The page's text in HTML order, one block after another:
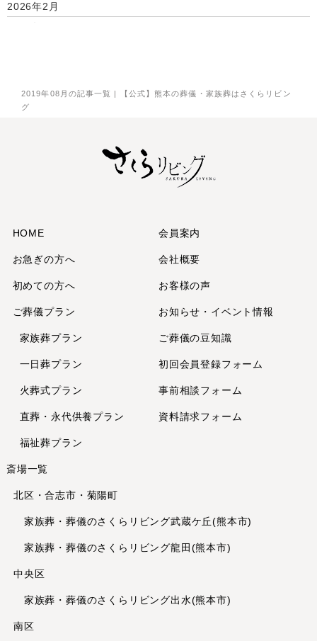
2019年08月の記事一覧 | 【公式】熊本の葬儀・家族葬はさくらリビン
グ
2026年2月
2025年9月
2025年7月
2024年12月
2024年11月
2024年9月
2024年7月
2024年6月
2024年2月
2024年1月
2023年12月
2023年8月
2023年7月
2023年6月
2023年4月
2023年3月
2023年2月
HOME
お急ぎの方へ
初めての方へ
ご葬儀プラン
家族葬プラン
一日葬プラン
火葬式プラン
直葬・永代供養プラン
福祉葬プラン
斎場一覧
北区・合志市・菊陽町
家族葬・葬儀のさくらリビング武蔵ケ丘(熊本市)
家族葬・葬儀のさくらリビング龍田(熊本市)
中央区
家族葬・葬儀のさくらリビング出水(熊本市)
南区
会員案内
会社概要
お客様の声
お知らせ・イベント情報
ご葬儀の豆知識
初回会員登録フォーム
事前相談フォーム
資料請求フォーム